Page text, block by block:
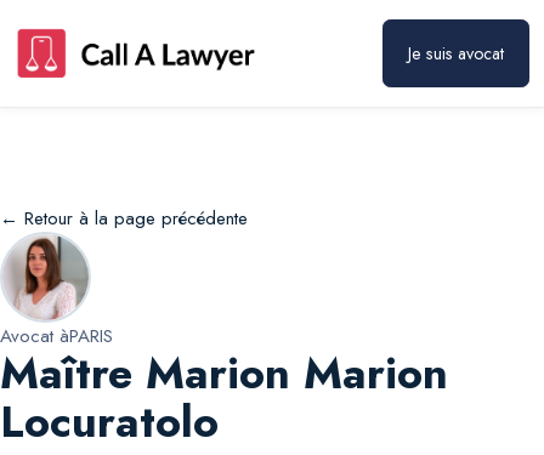
Je suis avocat
← Retour à la page précédente
Avocat àPARIS
Maître Marion Marion
Locuratolo